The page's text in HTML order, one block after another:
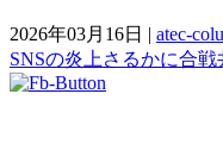
2026年03月16日 | atec-
SNSの炎上 さるかに合戦